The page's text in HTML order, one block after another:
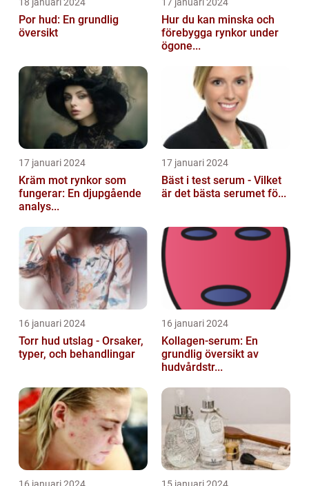
Por hud: En grundlig
översikt
Hur du kan minska och
förebygga rynkor under
ögone...
17 januari 2024
Kräm mot rynkor som
fungerar: En djupgående
analys...
17 januari 2024
Bäst i test serum - Vilket
är det bästa serumet fö...
16 januari 2024
Torr hud utslag - Orsaker,
typer, och behandlingar
16 januari 2024
Kollagen-serum: En
grundlig översikt av
hudvårdstr...
16 januari 2024 15 januari 2024